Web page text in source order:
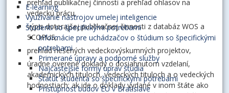
E-learning
Využívanie nástrojov umelej inteligencie
Študenti so špecifickými potrebami
Informácie pre uchádzačov o štúdium so špecifickými
potrebami
Primerané úpravy a podporné služby
Najčastejšie formy úprav štúdia
Štatút študenta so špecifickými potrebami
Prístupnosť budov EU v Bratislave
prehľad publikačnej činnosti a prehľad ohlasov na
vedeckú prácu,
výpis doterajšej publikačnej činnosti z databáz WOS a
SCOPUS,
prehľad riešených vedeckovýskumných projektov,
úradne overené doklady o dosiahnutom vzdelaní,
akademických tituloch, vedeckých tituloch a o vedeckých
hodnostiach; ak ide o doklady vydané v inom štáte ako